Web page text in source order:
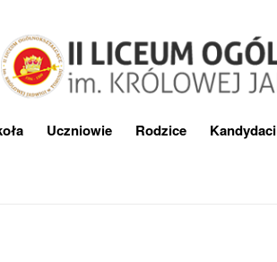
Uczniowie Rodzice Kandydaci